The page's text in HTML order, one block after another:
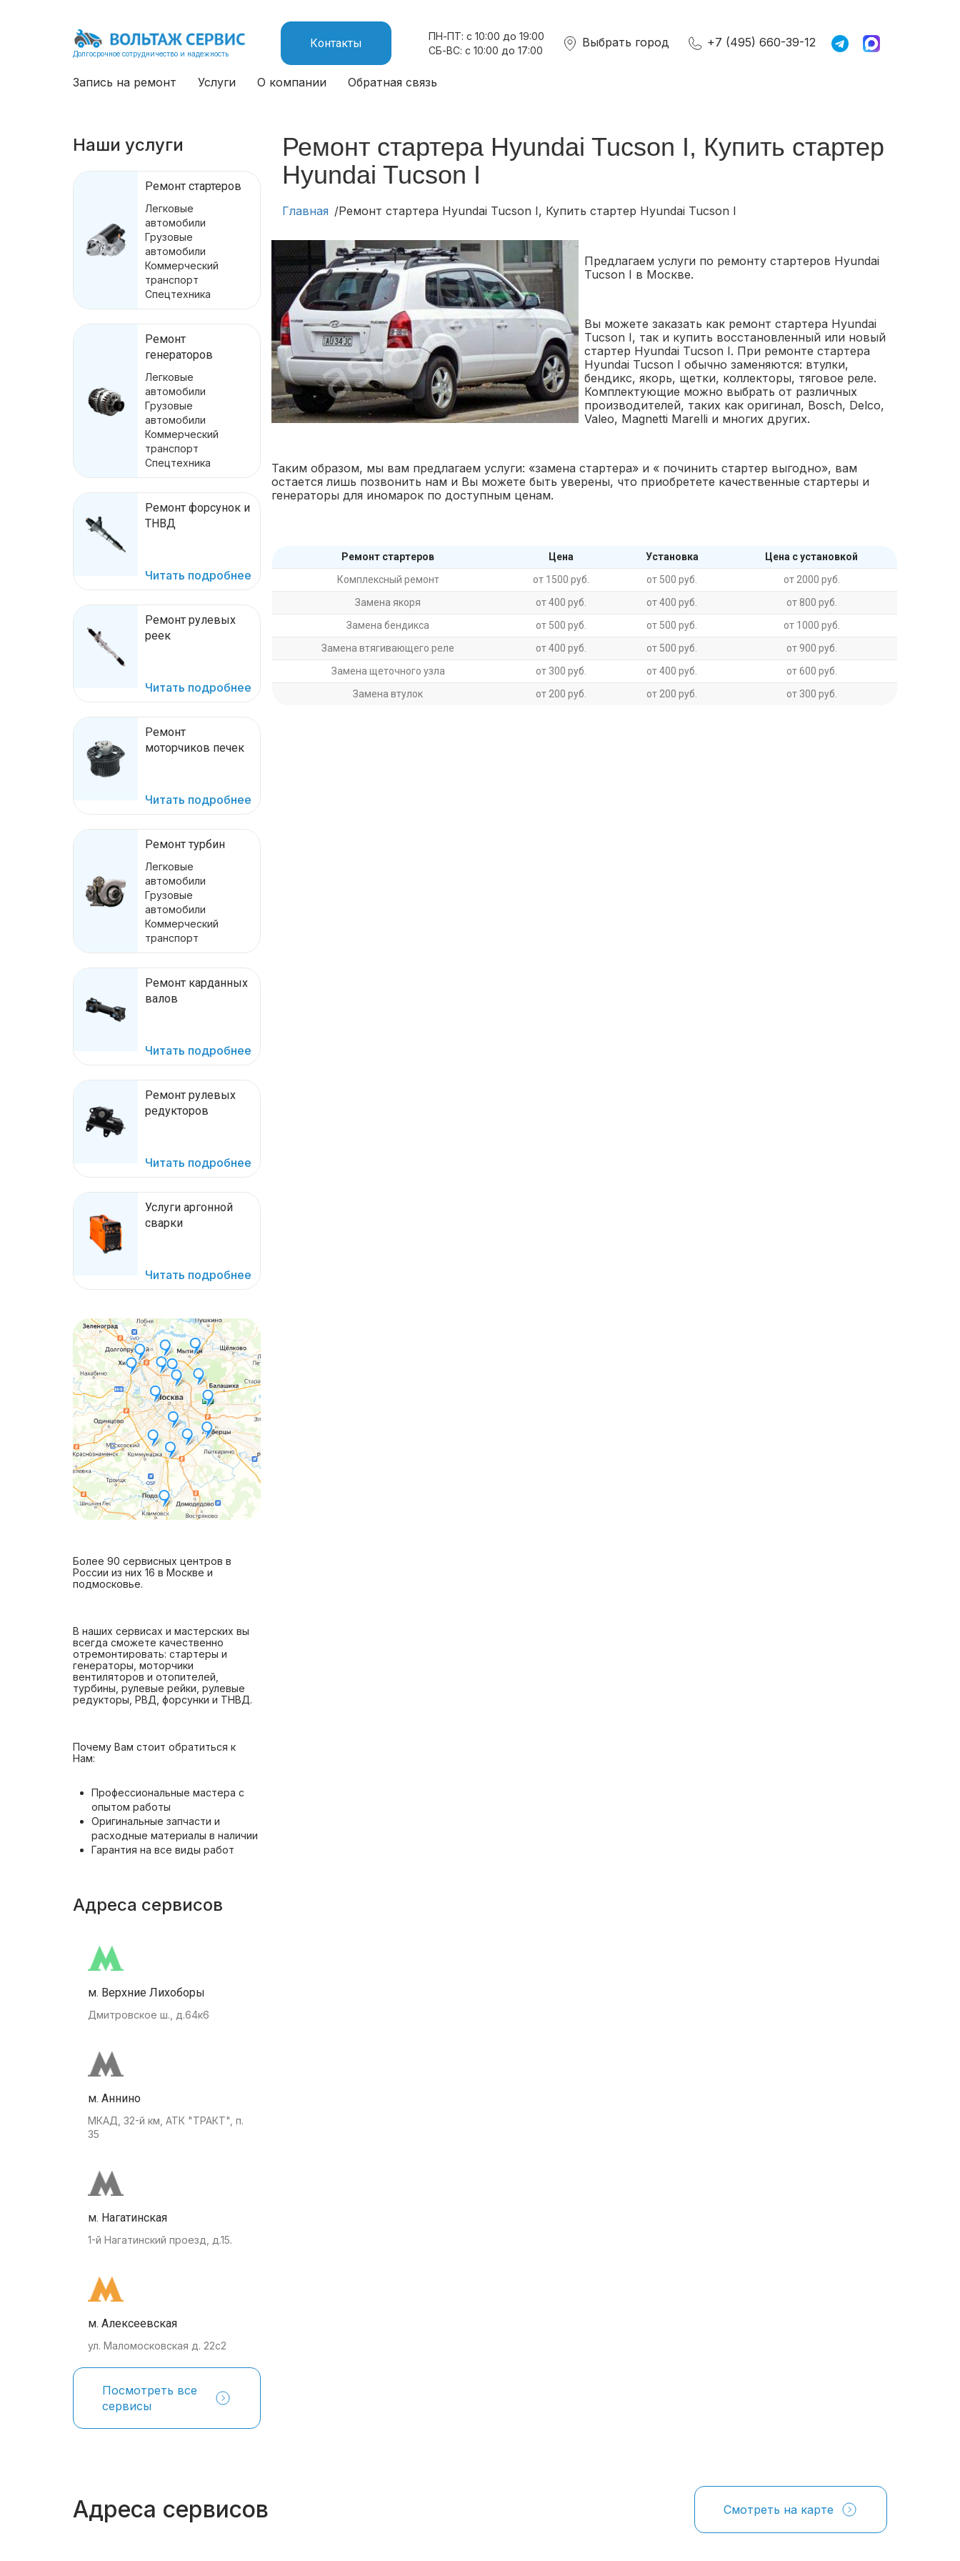
Долгосрочное сотрудничество и надежность
Запись на ремонт Услуги О компании Обратная связь
Контакты
ПН-ПТ: с 10:00 до 19:00
СБ-ВС: с 10:00 до 17:00
Выбрать город +7 (495) 660-39-12
Наши услуги
Ремонт стартеров
Легковые
автомобили
Грузовые
автомобили
Коммерческий
транспорт
Спецтехника
Ремонт
генераторов
Легковые
автомобили
Грузовые
автомобили
Коммерческий
транспорт
Спецтехника
Ремонт форсунок и
ТНВД
Читать подробнее
Ремонт рулевых
реек
Читать подробнее
Ремонт
моторчиков печек
Читать подробнее
Ремонт турбин
Легковые
автомобили
Грузовые
автомобили
Коммерческий
транспорт
Ремонт карданных
валов
Читать подробнее
Ремонт рулевых
редукторов
Читать подробнее
Услуги аргонной
сварки
Читать подробнее
Более 90 сервисных центров в
России из них 16 в Москве и
подмосковье.
В наших сервисах и мастерских вы
всегда сможете качественно
отремонтировать: стартеры и
генераторы, моторчики
вентиляторов и отопителей,
турбины, рулевые рейки, рулевые
редукторы, РВД, форсунки и ТНВД.
Почему Вам стоит обратиться к
Нам:
Профессиональные мастера с
опытом работы
Оригинальные запчасти и
расходные материалы в наличии
Гарантия на все виды работ
Адреса сервисов
м. Верхние Лихоборы
Дмитровское ш., д.64к6
м. Аннино
МКАД, 32-й км, АТК "ТРАКТ", п.
35
м. Нагатинская
1-й Нагатинский проезд, д.15.
м. Алексеевская
ул. Маломосковская д. 22с2
Посмотреть все
сервисы
Ремонт стартера Hyundai Tucson I, Купить стартер
Hyundai Tucson I
Главная Ремонт стартера Hyundai Tucson I, Купить стартер Hyundai Tucson I
Предлагаем услуги по ремонту стартеров Hyundai
Tucson I в Москве.
Вы можете заказать как ремонт стартера Hyundai
Tucson I, так и купить восстановленный или новый
стартер Hyundai Tucson I. При ремонте стартера
Hyundai Tucson I обычно заменяются: втулки,
бендикс, якорь, щетки, коллекторы, тяговое реле.
Комплектующие можно выбрать от различных
производителей, таких как оригинал, Bosch, Delco,
Valeo, Magnetti Marelli и многих других.
Таким образом, мы вам предлагаем услуги: «замена стартера» и « починить стартер выгодно», вам
остается лишь позвонить нам и Вы можете быть уверены, что приобретете качественные стартеры и
генераторы для иномарок по доступным ценам.
Ремонт стартеров Цена Установка
Цена с установкой
Комплексный ремонт
от 1500 руб. от 500 руб.
от 2000 руб.
Замена якоря
от 400 руб. от 400 руб.
от 800 руб.
Замена бендикса
от 500 руб. от 500 руб.
от 1000 руб.
Замена втягивающего реле
от 400 руб. от 500 руб.
от 900 руб.
Замена щеточного узла
от 300 руб. от 400 руб.
от 600 руб.
Замена втулок
от 200 руб. от 200 руб. от 300 руб.
Адреса сервисов Смотреть на карте